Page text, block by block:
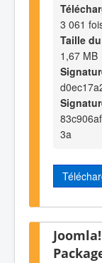
3 061
Taille
1,67 MB
3a